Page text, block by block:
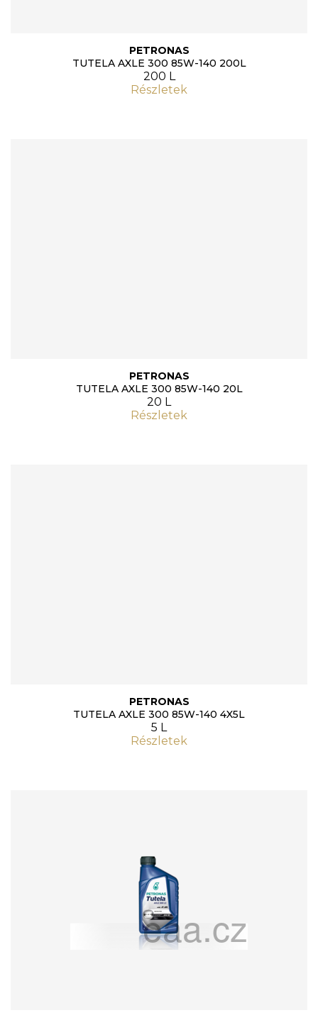
PETRONAS
TUTELA AXLE 300 85W-140 200L
200 L
Részletek
PETRONAS
TUTELA AXLE 300 85W-140 20L
20 L
Részletek
PETRONAS
TUTELA AXLE 300 85W-140 4X5L
5 L
Részletek